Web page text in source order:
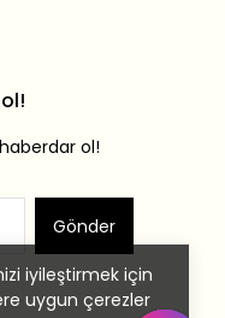
iyileştirmek için
uygun çerezler
ol!
Gönder